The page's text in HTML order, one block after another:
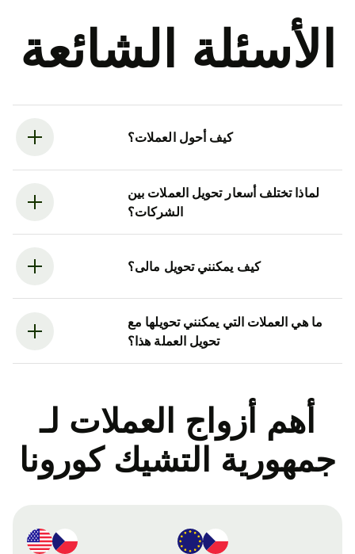
الأسئلة الشائعة
كيف أحول العملات؟
لماذا تختلف أسعار تحويل العملات بين
الشركات؟
كيف يمكنني تحويل مالى؟
ما هي العملات التي يمكنني تحويلها مع
تحويل العملة هذا؟
أهم أزواج العملات لـ
جمهورية التشيك كورونا